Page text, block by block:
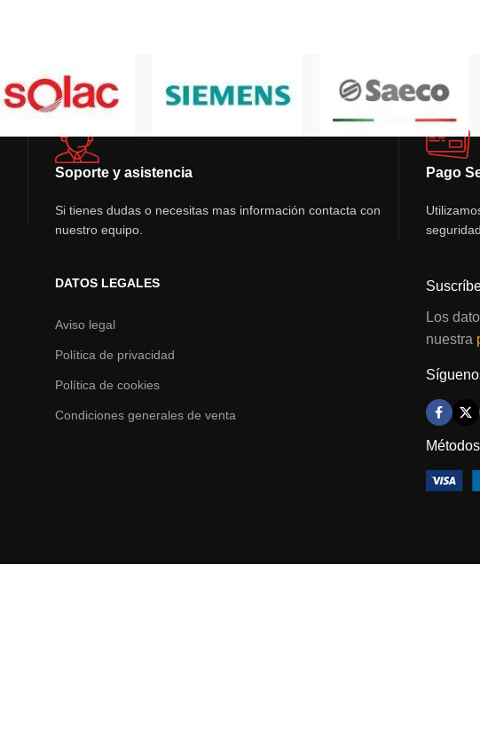
Soporte y asistencia
Si tienes dudas o necesitas mas información contacta con
nuestro equipo.
Pago
seguridad.
DATOS LEGALES
Aviso legal
Política de privacidad
Política de cookies
Condiciones generales de venta
Los
nuestra